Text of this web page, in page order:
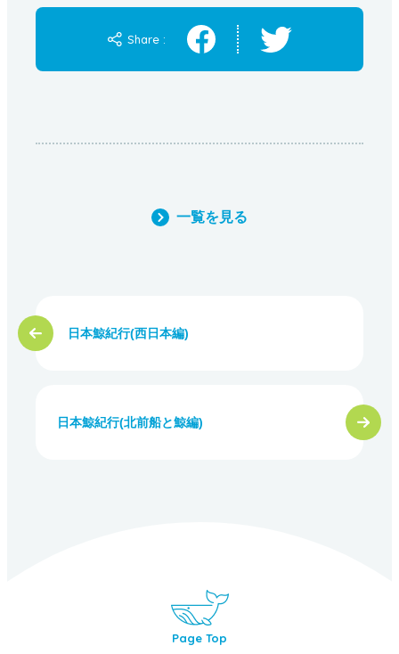
Share :
一覧を見る
日本鯨紀行(西日本編)
日本鯨紀行(北前船と鯨編)
Page Top